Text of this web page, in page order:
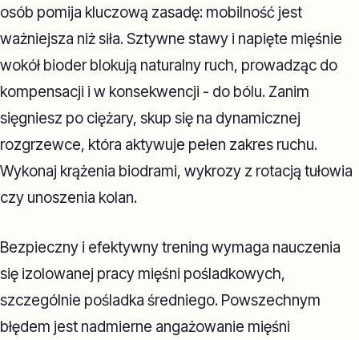
osób pomija kluczową zasadę: mobilność jest
ważniejsza niż siła. Sztywne stawy i napięte mięśnie
wokół bioder blokują naturalny ruch, prowadząc do
kompensacji i w konsekwencji - do bólu. Zanim
sięgniesz po ciężary, skup się na dynamicznej
rozgrzewce, która aktywuje pełen zakres ruchu.
Wykonaj krążenia biodrami, wykrozy z rotacją tułowia
czy unoszenia kolan.
Bezpieczny i efektywny trening wymaga nauczenia
się izolowanej pracy mięśni pośladkowych,
szczególnie pośladka średniego. Powszechnym
błędem jest nadmierne angażowanie mięśni